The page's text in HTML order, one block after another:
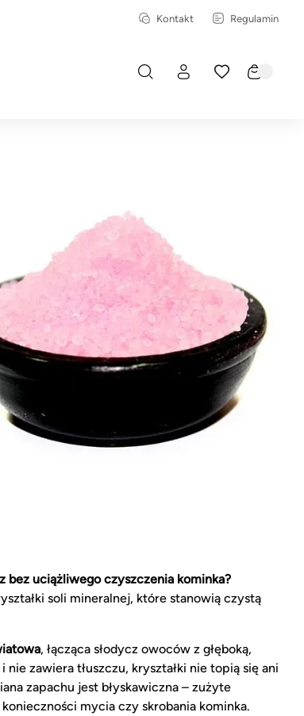
Kontakt Regulamin
bez uciążliwego czyszczenia kominka?
soli mineralnej, które stanowią czystą
, łącząca słodycz owoców z głęboką,
zawiera tłuszczu, kryształki nie topią się ani
zapachu jest błyskawiczna – zużyte
mycia czy skrobania kominka.